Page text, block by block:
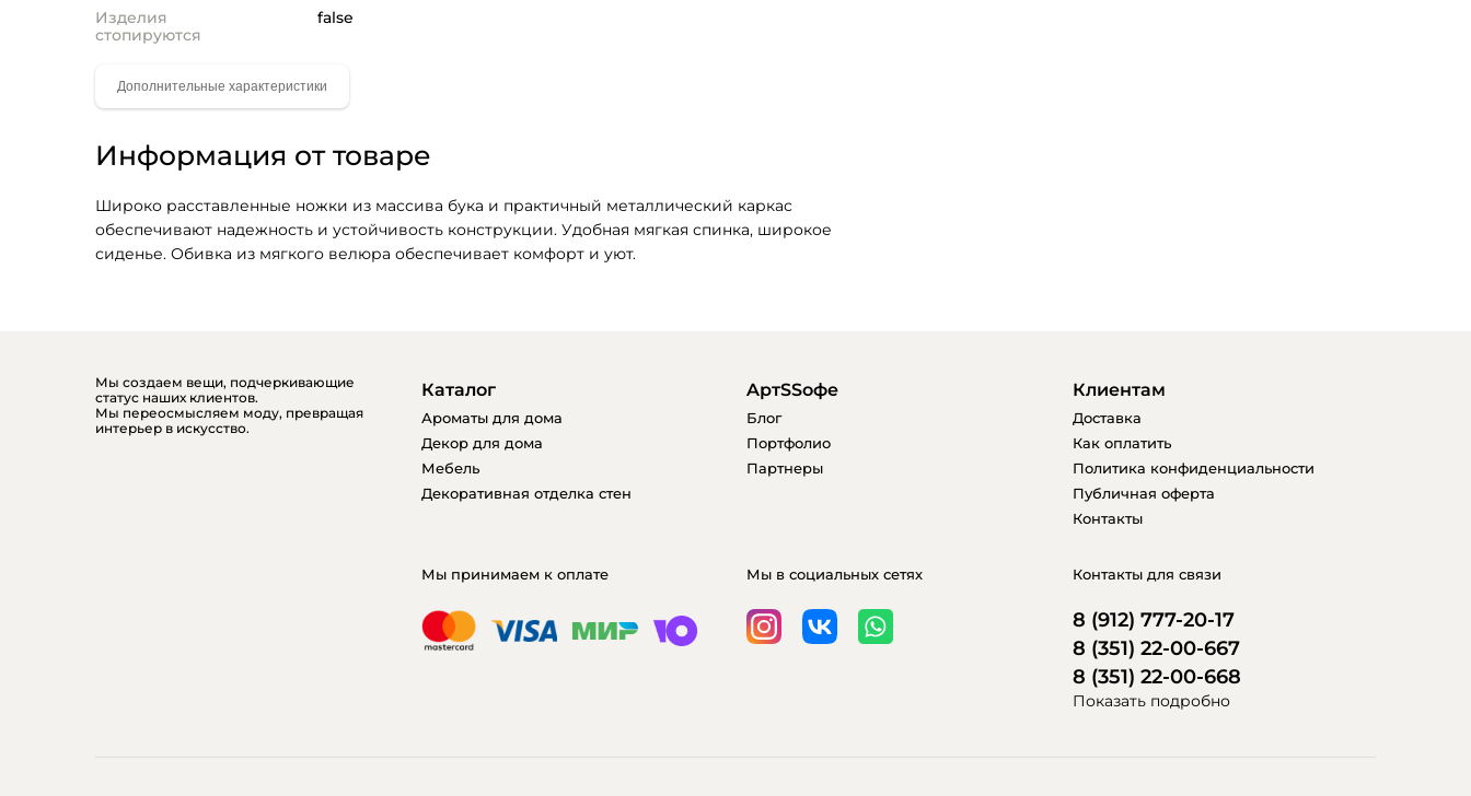
Изделия
стопируются
false
Информация от товаре
Широко расставленные ножки из массива бука и практичный металлический каркас
обеспечивают надежность и устойчивость конструкции. Удобная мягкая спинка, широкое
сиденье. Обивка из мягкого велюра обеспечивает комфорт и уют.
Мы создаем вещи, подчеркивающие
статус наших клиентов.
Мы переосмысляем моду, превращая
интерьер в искусство.
Каталог
Ароматы для дома
Декор для дома
Мебель
Декоративная отделка стен
AртSSофе
Блог
Портфолио
Партнеры
Клиентам
Доставка
Как оплатить
Политика конфиденциальности
Публичная оферта
Контакты
Мы принимаем к оплате Мы в социальных сетях Контакты для связи
8 (912) 777-20-17
8 (351) 22-00-667
8 (351) 22-00-668
Показать подробно